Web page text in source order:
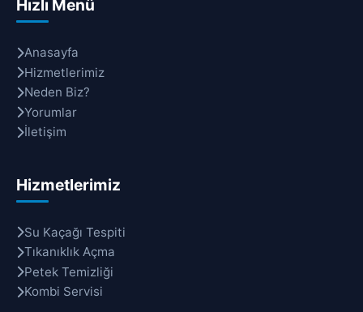
Hızlı Menü
Anasayfa
Hizmetlerimiz
Neden Biz?
Yorumlar
İletişim
Hizmetlerimiz
Su Kaçağı Tespiti
Tıkanıklık Açma
Petek Temizliği
Kombi Servisi